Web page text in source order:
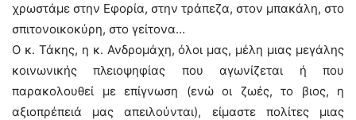
χρωστάμε στην Εφορία, στην τράπεζα, στον μπακάλη, στο
σπιτονοικοκύρη, στο γείτονα…
Ο κ. Τάκης, η κ. Ανδρομάχη, όλοι μας, μέλη μιας μεγάλης
κοινωνικής πλειοψηφίας που αγωνίζεται ή που
παρακολουθεί με επίγνωση (ενώ οι ζωές, το βιος, η
αξιοπρέπειά μας απειλούνται), είμαστε πολίτες μιας